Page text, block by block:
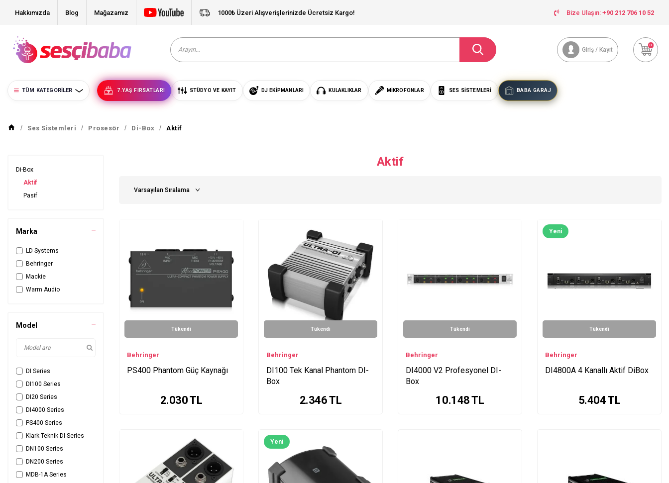
Hakkımızda Blog Mağazamız 1000₺ Üzeri Alışverişlerinizde Ücretsiz Kargo! Bize Ulaşın: +90 212 706 10 52
Giriş / Kayıt
0
TÜM KATEGORILER 7.YAŞ FIRSATLARI STÜDYO VE KAYIT DJ EKIPMANLARI KULAKLIKLAR MIKROFONLAR SES SISTEMLERI BABA GARAJ
Ses Sistemleri Prosesör Di-Box Aktif
Di-Box
Aktif
Pasif
Marka
LD Systems
Behringer
Mackie
Warm Audio
Model
DI Series
DI100 Series
DI20 Series
DI4000 Series
PS400 Series
Klark Teknik DI Series
DN100 Series
DN200 Series
MDB-1A Series
Aktif
Tükendi
Behringer
PS400 Phantom Güç Kaynağı
2.030TL
Tükendi
Behringer
DI100 Tek Kanal Phantom DI-
Box
2.346TL
Tükendi
Behringer
DI4000 V2 Profesyonel DI-
Box
10.148TL
Yeni
Tükendi
Behringer
DI4800A 4 Kanallı Aktif DiBox
5.404TL
Yeni